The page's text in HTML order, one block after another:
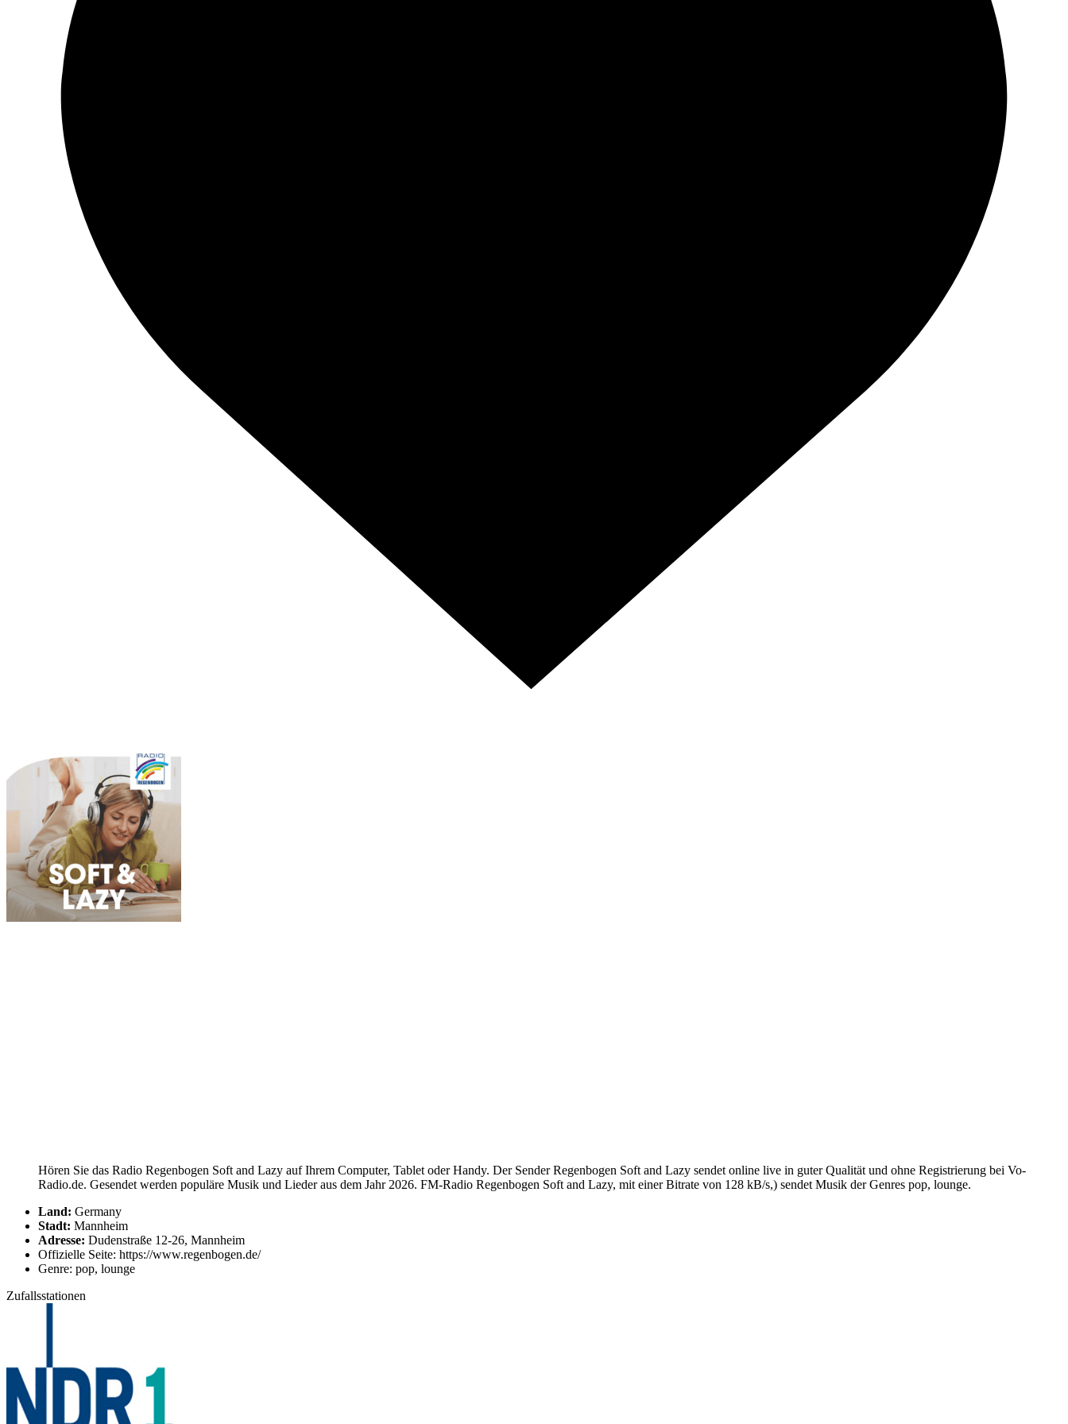
Hören Sie das Radio Regenbogen Soft and Lazy auf Ihrem Computer, Tablet oder Handy. Der Sender Regenbogen Soft and Lazy sendet online live in guter Qualität und ohne Registrierung bei Vo-
Radio.de. Gesendet werden populäre Musik und Lieder aus dem Jahr 2026. FM-Radio Regenbogen Soft and Lazy, mit einer Bitrate von 128 kB/s,) sendet Musik der Genres pop, lounge.
Land: Germany
Stadt: Mannheim
Adresse: Dudenstraße 12-26, Mannheim
Offizielle Seite: https://www.regenbogen.de/
Genre: pop, lounge
Zufallsstationen